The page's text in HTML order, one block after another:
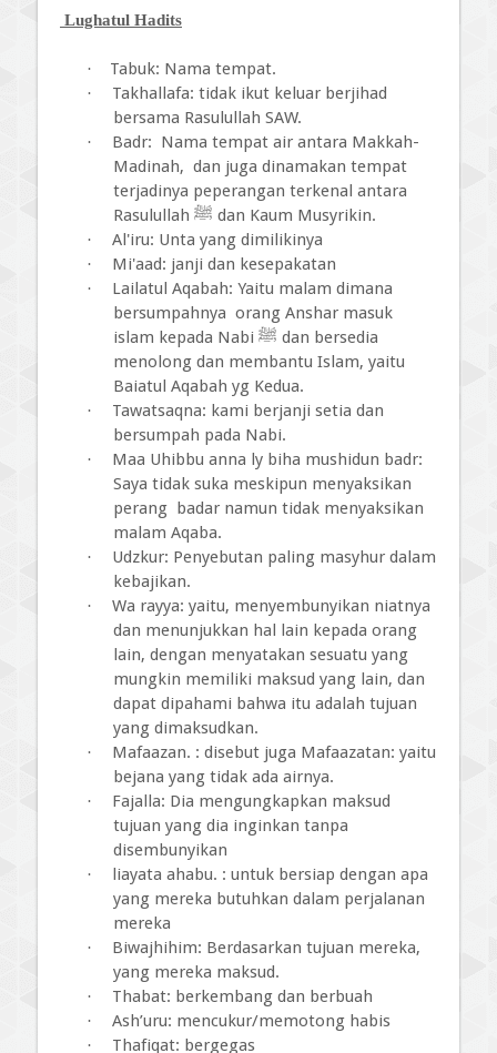
Lughatul Hadits
· Tabuk: Nama tempat.
·
Takhallafa: tidak ikut keluar berjihad
bersama Rasulullah SAW.
· Badr: Nama tempat air antara Makkah-
Madinah, dan juga dinamakan tempat
terjadinya peperangan terkenal antara
Rasulullah ﷺ dan Kaum Musyrikin.
· Al'iru: Unta yang dimilikinya
· Mi'aad: janji dan kesepakatan
·
Lailatul Aqabah: Yaitu malam dimana
bersumpahnya orang Anshar masuk
islam kepada Nabi ﷺ dan bersedia
menolong dan membantu Islam, yaitu
Baiatul Aqabah yg Kedua.
·
Tawatsaqna: kami berjanji setia dan
bersumpah pada Nabi.
·
Maa Uhibbu anna ly biha mushidun badr:
Saya tidak suka meskipun menyaksikan
perang badar namun tidak menyaksikan
malam Aqaba.
·
Udzkur: Penyebutan paling masyhur dalam
kebajikan.
·
Wa rayya: yaitu, menyembunyikan niatnya
dan menunjukkan hal lain kepada orang
lain, dengan menyatakan sesuatu yang
mungkin memiliki maksud yang lain, dan
dapat dipahami bahwa itu adalah tujuan
yang dimaksudkan.
·
Mafaazan. : disebut juga Mafaazatan: yaitu
bejana yang tidak ada airnya.
·
Fajalla: Dia mengungkapkan maksud
tujuan yang dia inginkan tanpa
disembunyikan
·
liayata ahabu. : untuk bersiap dengan apa
yang mereka butuhkan dalam perjalanan
mereka
·
Biwajhihim: Berdasarkan tujuan mereka,
yang mereka maksud.
· Thabat: berkembang dan berbuah
· Ash’uru: mencukur/memotong habis
· Thafiqat: bergegas